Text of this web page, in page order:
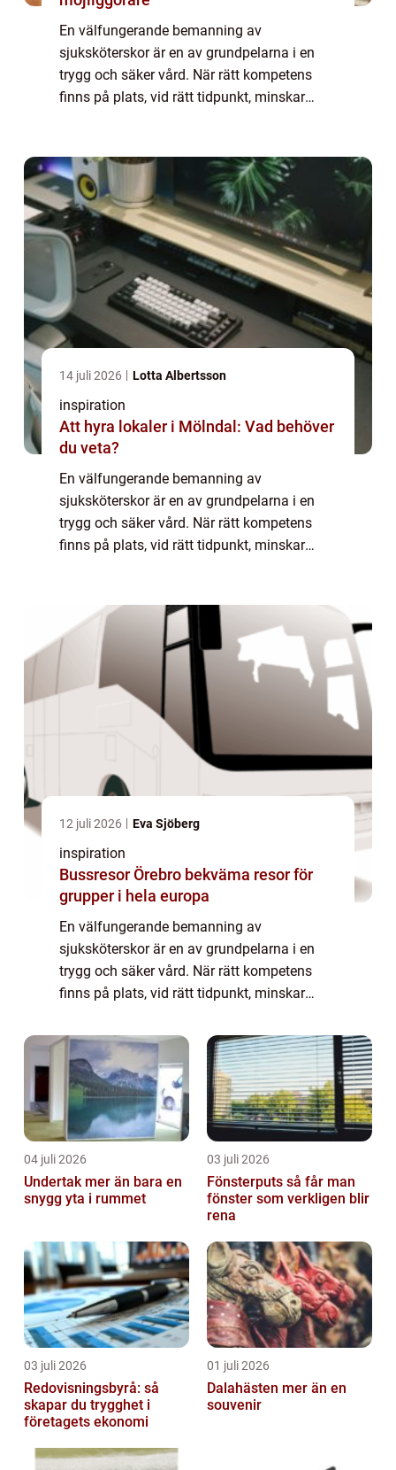
En välfungerande bemanning av
sjuksköterskor är en av grundpelarna i en
trygg och säker vård. När rätt kompetens
finns på plats, vid rätt tidpunkt, minskar
mer hål...
14 juli 2026 Lotta Albertsson
inspiration
Att hyra lokaler i Mölndal: Vad behöver
du veta?
En välfungerande bemanning av
sjuksköterskor är en av grundpelarna i en
trygg och säker vård. När rätt kompetens
finns på plats, vid rätt tidpunkt, minskar
mer hål...
12 juli 2026 Eva Sjöberg
inspiration
Bussresor Örebro bekväma resor för
grupper i hela europa
En välfungerande bemanning av
sjuksköterskor är en av grundpelarna i en
trygg och säker vård. När rätt kompetens
finns på plats, vid rätt tidpunkt, minskar
både patienter och omsorgspersonal får en
mer hål...
04 juli 2026
Undertak mer än bara en
snygg yta i rummet
03 juli 2026
Fönsterputs så får man
fönster som verkligen blir
rena
03 juli 2026
Redovisningsbyrå: så
skapar du trygghet i
företagets ekonomi
01 juli 2026
Dalahästen mer än en
souvenir